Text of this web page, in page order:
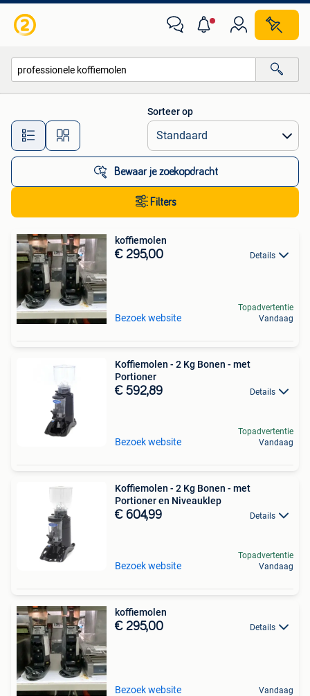
Alle afstanden…
Sorteer op
Bewaar je zoekopdracht
Filters
koffiemolen
€ 295,00 Details
Bezoek website
Topadvertentie
Vandaag
Koffiemolen - 2 Kg Bonen - met
Portioner
€ 592,89 Details
Bezoek website
Topadvertentie
Vandaag
Koffiemolen - 2 Kg Bonen - met
Portioner en Niveauklep
€ 604,99 Details
Bezoek website
Topadvertentie
Vandaag
koffiemolen
€ 295,00 Details
Bezoek website Vandaag